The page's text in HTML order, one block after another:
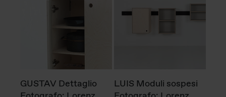
GUSTAV Dettaglio
LUIS Moduli sospesi